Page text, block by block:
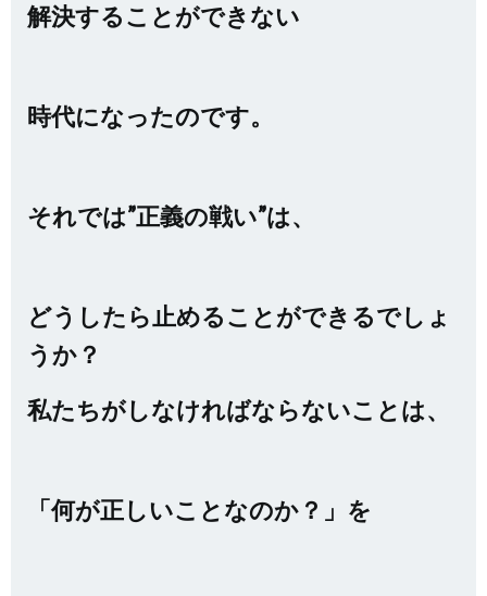
解決することができない
時代になったのです。
それでは”正義の戦い”は、
どうしたら止めることができるでしょ
うか？
私たちがしなければならないことは、
「何が正しいことなのか？」を